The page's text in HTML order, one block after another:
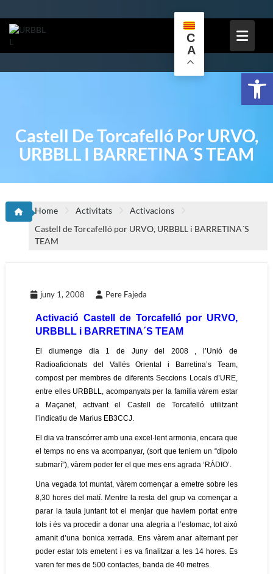
to
content
Castell De Torcafelló Por URVO,
URBBLL I BARRETINA´S TEAM
Home Activitats
Activacions
Castell de Torcafelló por URVO, URBBLL i BARRETINA´S
TEAM
juny 1, 2008 Pere Fajeda
Activació Castell de Torcafelló por URVO,
URBBLL i BARRETINA´S TEAM
El diumenge dia 1 de Juny del 2008 , l’Unió de
Radioaficionats del Vallés Oriental i Barretina’s Team,
compost per membres de diferents Seccions Locals d’URE,
entre elles URBBLL, acompanyats per la família vàrem estar
a Maçanet, activant el Castell de Torcafelló utilitzant
l’indicatiu de Marius EB3CCJ.
El dia va transcórrer amb una excel·lent armonia, encara que
el temps no ens va acompanyar, (sort que teniem un “dipolo
submarí”), vàrem poder fer el que mes ens agrada ‘RÀDIO’.
Una vegada tot muntat, vàrem començar a emetre sobre les
8,30 hores del matí. Mentre la resta del grup va començar a
parar la taula juntant tot el menjar que haviem portat entre
tots i és va procedir a donar una alegria a l’estomac, tot això
amanit d’una bonica xerrada. Ens vàrem anar alternant per
poder estar tots emetent i es va finalitzar a les 14 hores. Es
varen fer mes de 500 contactes, banda de 40 metres.
C
A